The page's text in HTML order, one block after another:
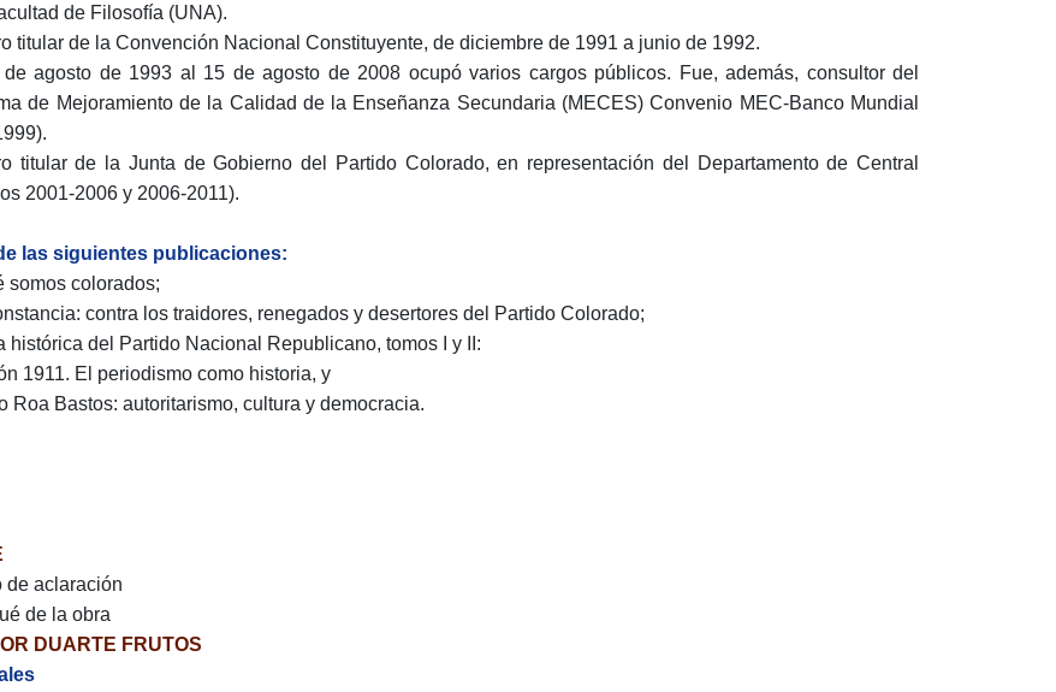
de Filosofía (UNA).
titular de la Convención Nacional Constituyente, de diciembre de 1991 a junio de 1992.
agosto de 1993 al 15 de agosto de 2008 ocupó varios cargos públicos. Fue, además, consultor del
de Mejoramiento de la Calidad de la Enseñanza Secundaria (MECES) Convenio MEC-Banco Mundial
titular de la Junta de Gobierno del Partido Colorado, en representación del Departamento de Central
2001-2006 y 2006-2011).
las siguientes publicaciones:
somos colorados;
contra los traidores, renegados y desertores del Partido Colorado;
histórica del Partido Nacional Republicano, tomos I y II:
1911. El periodismo como historia, y
Roa Bastos: autoritarismo, cultura y democracia.
de aclaración
de la obra
DUARTE FRUTOS